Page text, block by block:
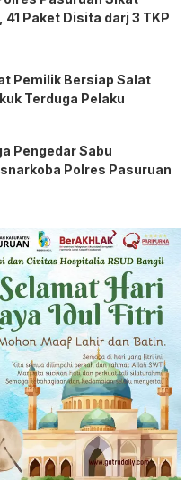
41 Paket Disita darj 3 TKP
Pemilik Bersiap Salat
Terduga Pelaku
Pengedar Sabu
Polres Pasuruan